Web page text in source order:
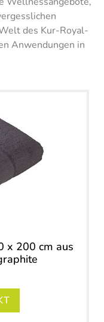
des Kur-Royal-
Anwendungen in
x 200 cm aus